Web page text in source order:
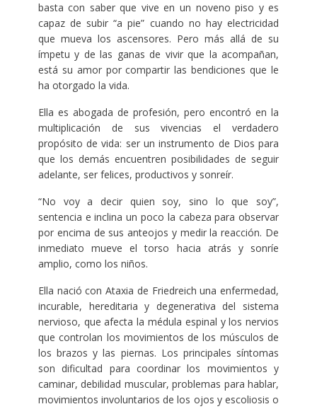
basta con saber que vive en un noveno piso y es
capaz de subir “a pie” cuando no hay electricidad
que mueva los ascensores. Pero más allá de su
ímpetu y de las ganas de vivir que la acompañan,
está su amor por compartir las bendiciones que le
ha otorgado la vida.
Ella es abogada de profesión, pero encontró en la
multiplicación de sus vivencias el verdadero
propósito de vida: ser un instrumento de Dios para
que los demás encuentren posibilidades de seguir
adelante, ser felices, productivos y sonreír.
“No voy a decir quien soy, sino lo que soy”,
sentencia e inclina un poco la cabeza para observar
por encima de sus anteojos y medir la reacción. De
inmediato mueve el torso hacia atrás y sonríe
amplio, como los niños.
Ella nació con Ataxia de Friedreich una enfermedad,
incurable, hereditaria y degenerativa del sistema
nervioso, que afecta la médula espinal y los nervios
que controlan los movimientos de los músculos de
los brazos y las piernas. Los principales síntomas
son dificultad para coordinar los movimientos y
caminar, debilidad muscular, problemas para hablar,
movimientos involuntarios de los ojos y escoliosis o